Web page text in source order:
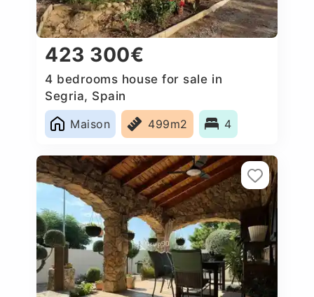
423 300€
4 bedrooms house for sale in
Segria, Spain
Maison
499m2 4